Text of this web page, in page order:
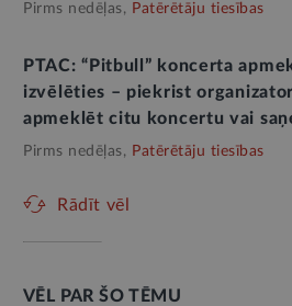
Pirms nedēļas, Patērētāju tiesības
PTAC: “Pitbull” koncerta
izvēlēties – piekrist
apmeklēt citu koncertu vai
Pirms nedēļas, Patērētāju tiesības
Rādīt vēl
VĒL PAR ŠO TĒMU